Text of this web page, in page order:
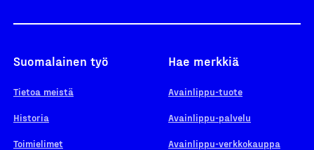
Suomalainen työ
Tietoa meistä
Historia
Toimielimet
Hae merkkiä
Avainlippu-tuote
Avainlippu-palvelu
Avainlippu-verkkokauppa